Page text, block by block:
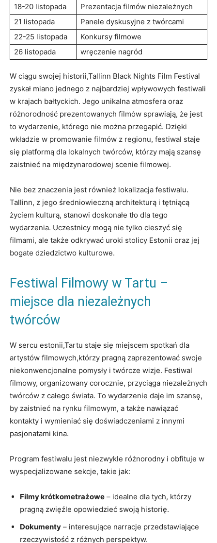
18-20 listopada
Prezentacja filmów niezależnych
21 listopada
Panele dyskusyjne z twórcami
22-25 listopada
Konkursy filmowe
26 listopada
wręczenie nagród
W ⁤ciągu swojej historii,Tallinn Black Nights Film Festival
zyskał ⁤miano‌ jednego z najbardziej ⁤wpływowych festiwali
w krajach bałtyckich. Jego unikalna atmosfera oraz
różnorodność prezentowanych filmów sprawiają,⁣ że jest
to wydarzenie, którego nie można ‌przegapić. Dzięki
wkładzie w promowanie filmów z regionu,⁤ festiwal staje
się platformą dla lokalnych twórców,‌ którzy mają szansę
zaistnieć na międzynarodowej scenie filmowej.
Nie bez znaczenia jest również lokalizacja festiwalu.
Tallinn, z jego​ średniowieczną architekturą i tętniącą
życiem‌ kulturą,​ stanowi doskonałe tło dla tego
wydarzenia. Uczestnicy mogą⁤ nie‌ tylko ⁢cieszyć się
filmami, ale także odkrywać ‍uroki⁢ stolicy Estonii oraz jej
bogate⁢ dziedzictwo kulturowe.
Festiwal Filmowy w Tartu –
‍miejsce dla niezależnych⁣
twórców
W sercu estonii,Tartu‌ staje się miejscem spotkań dla
artystów filmowych,którzy ​pragną zaprezentować swoje
niekonwencjonalne pomysły ⁤i twórcze wizje. Festiwal
filmowy, organizowany corocznie, przyciąga ‌niezależnych
twórców z całego ⁢świata. To wydarzenie daje im szansę,
by zaistnieć ​na rynku ​filmowym, a także ⁣nawiązać
kontakty i wymieniać się ⁤doświadczeniami⁤ z innymi
pasjonatami kina.
Program festiwalu jest niezwykle różnorodny i obfituje⁢ w
wyspecjalizowane sekcje, takie jak:
Filmy ⁢krótkometrażowe – idealne dla tych, którzy
pragną⁣ zwięźle opowiedzieć swoją historię.
Dokumenty – interesujące narracje przedstawiające
rzeczywistość z różnych ⁣perspektyw.